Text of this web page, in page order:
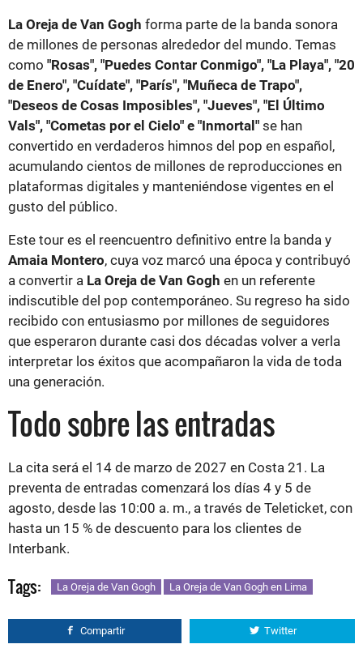
La Oreja de Van Gogh forma parte de la banda sonora
de millones de personas alrededor del mundo. Temas
como "Rosas", "Puedes Contar Conmigo", "La Playa", "20
de Enero", "Cuídate", "París", "Muñeca de Trapo",
"Deseos de Cosas Imposibles", "Jueves", "El Último
Vals", "Cometas por el Cielo" e "Inmortal" se han
convertido en verdaderos himnos del pop en español,
acumulando cientos de millones de reproducciones en
plataformas digitales y manteniéndose vigentes en el
gusto del público.
Este tour es el reencuentro definitivo entre la banda y
Amaia Montero, cuya voz marcó una época y contribuyó
a convertir a La Oreja de Van Gogh en un referente
indiscutible del pop contemporáneo. Su regreso ha sido
recibido con entusiasmo por millones de seguidores
que esperaron durante casi dos décadas volver a verla
interpretar los éxitos que acompañaron la vida de toda
una generación.
Todo sobre las entradas
La cita será el 14 de marzo de 2027 en Costa 21. La
preventa de entradas comenzará los días 4 y 5 de
agosto, desde las 10:00 a. m., a través de Teleticket, con
hasta un 15 % de descuento para los clientes de
Interbank.
Tags: La Oreja de Van Gogh La Oreja de Van Gogh en Lima
Compartir Twitter